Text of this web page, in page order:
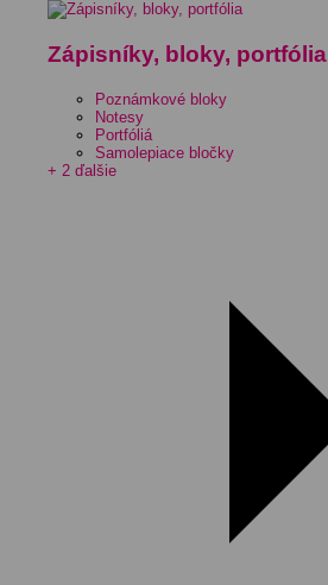
Zápisníky, bloky, portfólia
Poznámkové bloky
Notesy
Portfóliá
Samolepiace bločky
+ 2 ďalšie